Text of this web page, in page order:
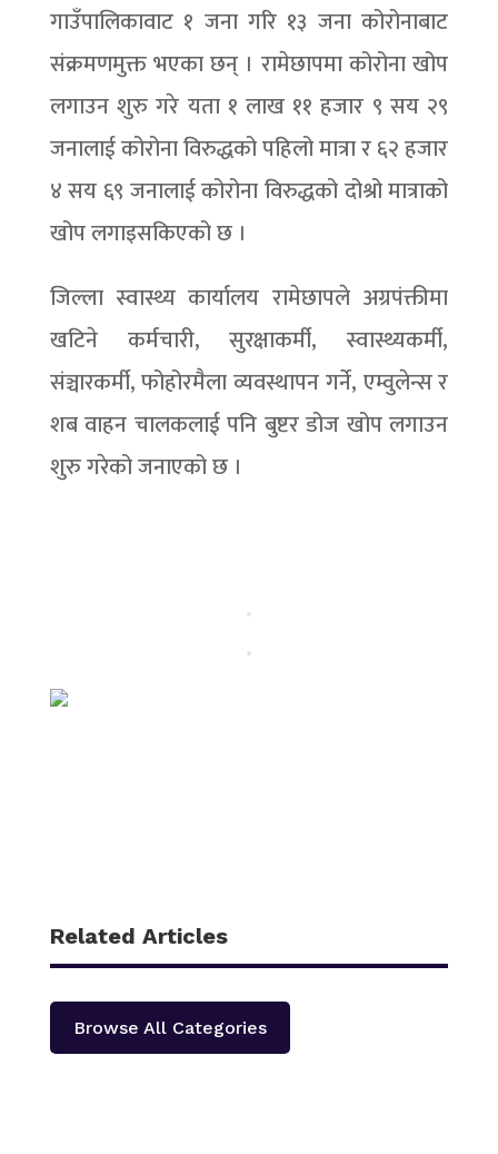
गाउँपालिकावाट १ जना गरि १३ जना कोरोनाबाट
संक्रमणमुक्त भएका छन् । रामेछापमा कोरोना खोप
लगाउन शुरु गरे यता १ लाख ११ हजार ९ सय २९
जनालाई कोरोना विरुद्धको पहिलो मात्रा र ६२ हजार
४ सय ६९ जनालाई कोरोना विरुद्धको दोश्रो मात्राको
खोप लगाइसकिएको छ ।
जिल्ला स्वास्थ्य कार्यालय रामेछापले अग्रपंक्तीमा
खटिने कर्मचारी, सुरक्षाकर्मी, स्वास्थ्यकर्मी,
संञ्चारकर्मी, फोहोरमैला व्यवस्थापन गर्ने, एम्वुलेन्स र
शब वाहन चालकलाई पनि बुष्टर डोज खोप लगाउन
शुरु गरेको जनाएको छ ।
Related Articles
Browse All Categories